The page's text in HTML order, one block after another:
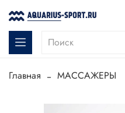
Главная МАССАЖЕРЫ